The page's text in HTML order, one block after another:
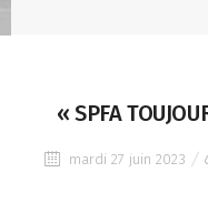
« SPFA
mardi 27 juin 2023